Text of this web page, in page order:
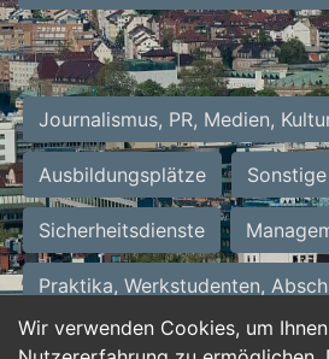
Wir verwenden Cookies, um
Journalismus, PR, Medien,
Ausbildungsplätze
Sicherheitsdienste
Praktika, Werkstudenten,
Personalwesen Assistenz,